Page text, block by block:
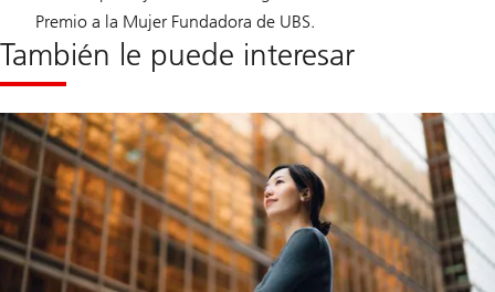
Premio a la Mujer Fundadora de UBS.
También le puede interesar